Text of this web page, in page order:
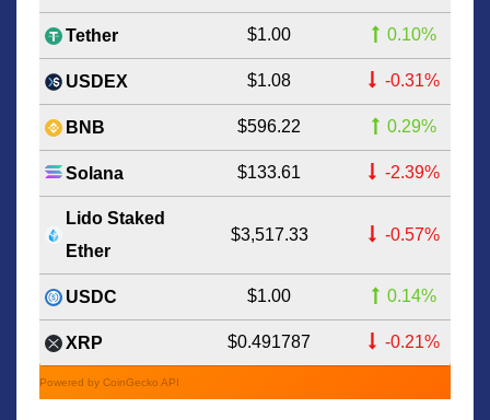
Tether $1.00 0.10%
USDEX $1.08 -0.31%
BNB $596.22 0.29%
Solana $133.61 -2.39%
Lido Staked
Ether
$3,517.33 -0.57%
USDC $1.00 0.14%
XRP $0.491787 -0.21%
Powered by CoinGecko API